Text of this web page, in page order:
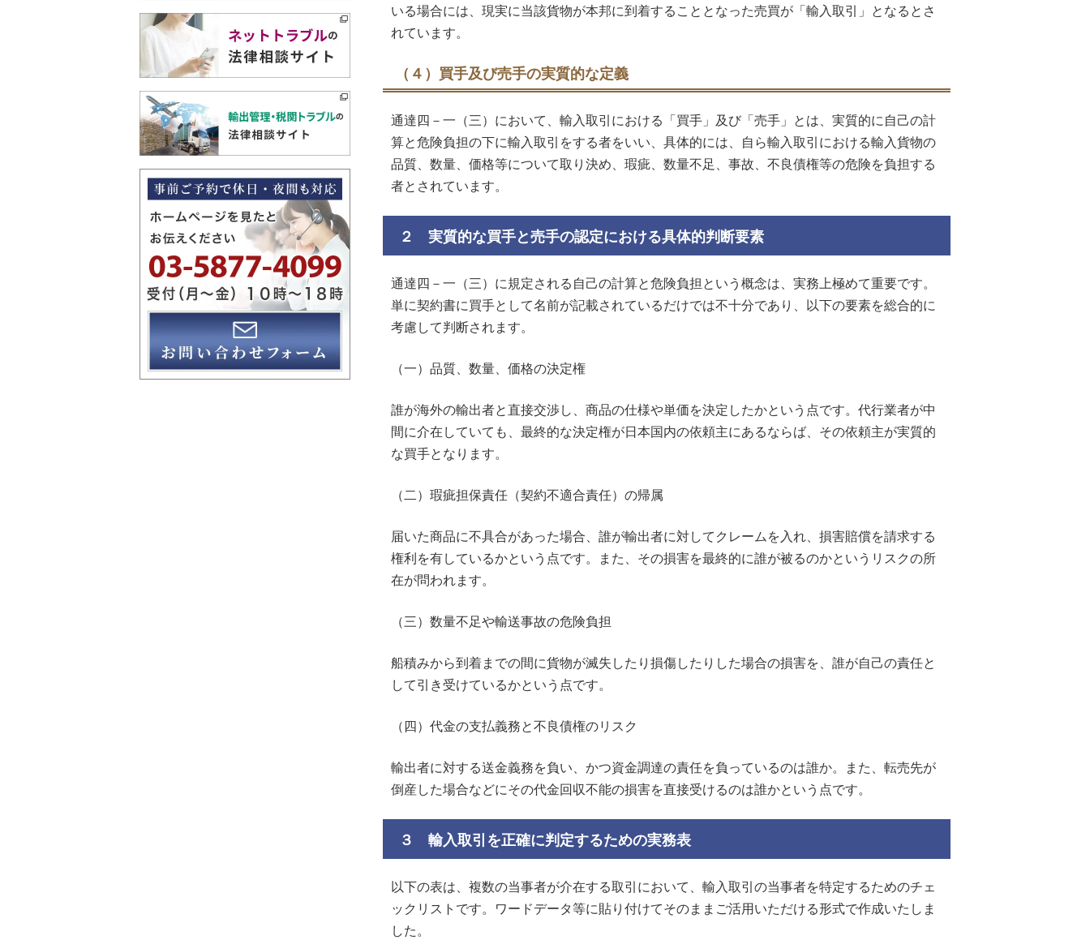
いる場合には、現実に当該貨物が本邦に到着することとなった売買が「輸入取引」となるとさ
れています。
（４）買手及び売手の実質的な定義
通達四－一（三）において、輸入取引における「買手」及び「売手」とは、実質的に自己の計
算と危険負担の下に輸入取引をする者をいい、具体的には、自ら輸入取引における輸入貨物の
品質、数量、価格等について取り決め、瑕疵、数量不足、事故、不良債権等の危険を負担する
者とされています。
２ 実質的な買手と売手の認定における具体的判断要素
通達四－一（三）に規定される自己の計算と危険負担という概念は、実務上極めて重要です。
単に契約書に買手として名前が記載されているだけでは不十分であり、以下の要素を総合的に
考慮して判断されます。
（一）品質、数量、価格の決定権
誰が海外の輸出者と直接交渉し、商品の仕様や単価を決定したかという点です。代行業者が中
間に介在していても、最終的な決定権が日本国内の依頼主にあるならば、その依頼主が実質的
な買手となります。
（二）瑕疵担保責任（契約不適合責任）の帰属
届いた商品に不具合があった場合、誰が輸出者に対してクレームを入れ、損害賠償を請求する
権利を有しているかという点です。また、その損害を最終的に誰が被るのかというリスクの所
在が問われます。
（三）数量不足や輸送事故の危険負担
船積みから到着までの間に貨物が滅失したり損傷したりした場合の損害を、誰が自己の責任と
して引き受けているかという点です。
（四）代金の支払義務と不良債権のリスク
輸出者に対する送金義務を負い、かつ資金調達の責任を負っているのは誰か。また、転売先が
倒産した場合などにその代金回収不能の損害を直接受けるのは誰かという点です。
３ 輸入取引を正確に判定するための実務表
以下の表は、複数の当事者が介在する取引において、輸入取引の当事者を特定するためのチェ
ックリストです。ワードデータ等に貼り付けてそのままご活用いただける形式で作成いたしま
した。